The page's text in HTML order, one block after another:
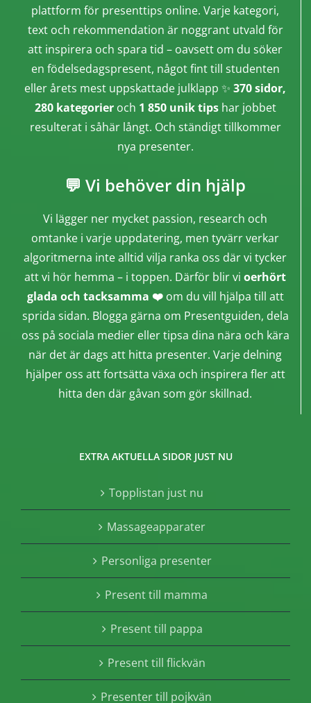
plattform för presenttips online. Varje kategori,
text och rekommendation är noggrant utvald för
att inspirera och spara tid – oavsett om du söker
en födelsedagspresent, något fint till studenten
eller årets mest uppskattade julklapp ✨ 370 sidor,
280 kategorieroch 1 850 unik tipshar jobbet
resulterat i såhär långt. Och ständigt tillkommer
nya presenter.
💬 Vi behöver din hjälp
Vi lägger ner mycket passion, research och
omtanke i varje uppdatering, men tyvärr verkar
algoritmerna inte alltid vilja ranka oss där vi tycker
att vi hör hemma – i toppen. Därför blir vi oerhört
glada och tacksamma ❤️om du vill hjälpa till att
sprida sidan. Blogga gärna om Presentguiden, dela
oss på sociala medier eller tipsa dina nära och kära
när det är dags att hitta presenter. Varje delning
hjälper oss att fortsätta växa och inspirera fler att
hitta den där gåvan som gör skillnad.
EXTRA AKTUELLA SIDOR JUST NU
Topplistan just nu
Massageapparater
Personliga presenter
Present till mamma
Present till pappa
Present till flickvän
Presenter till pojkvän